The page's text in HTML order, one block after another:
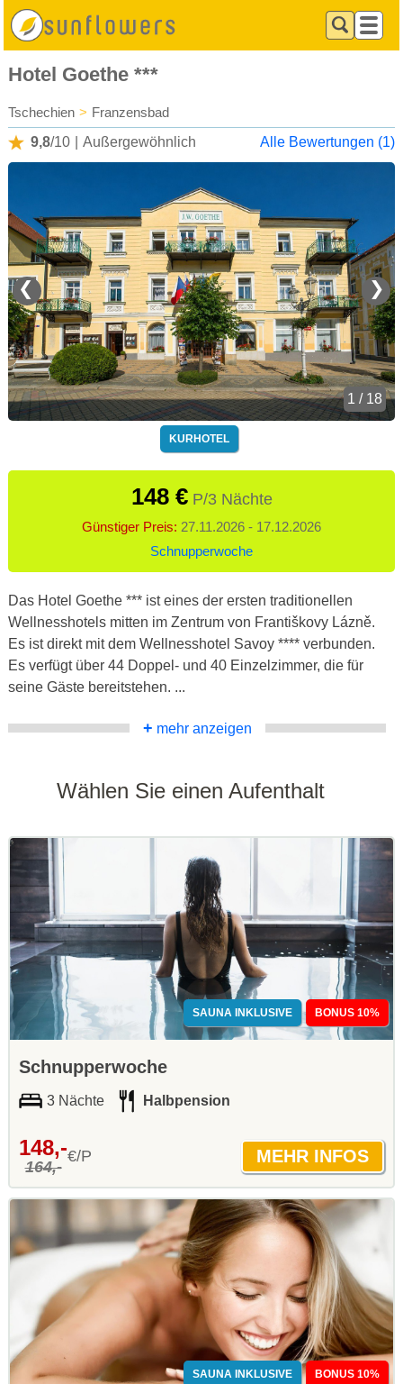
Hotel Goethe ***
Tschechien > Franzensbad
9,8/10 Außergewöhnlich Alle Bewertungen (1)
❮ ❯
1 / 18
KURHOTEL
148 €P/3 Nächte
Günstiger Preis: 27.11.2026 - 17.12.2026
Schnupperwoche
Das Hotel Goethe *** ist eines der ersten traditionellen
Wellnesshotels mitten im Zentrum von Františkovy Lázně.
Es ist direkt mit dem Wellnesshotel Savoy **** verbunden.
Es verfügt über 44 Doppel- und 40 Einzelzimmer, die für
seine Gäste bereitstehen. ...
+ mehr anzeigen
Wählen Sie einen Aufenthalt
SAUNA INKLUSIVE BONUS 10%
Schnupperwoche
3 Nächte Halbpension
148,-
164,-
€/P
SAUNA INKLUSIVE BONUS 10%